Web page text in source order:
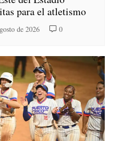
para el atletismo
de 2026 0